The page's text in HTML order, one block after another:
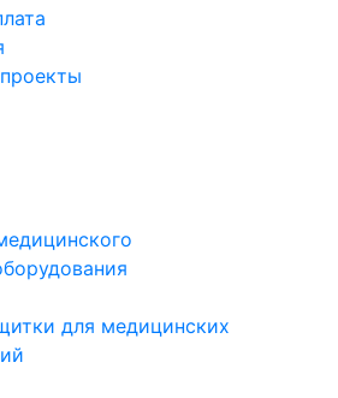
для медицинских